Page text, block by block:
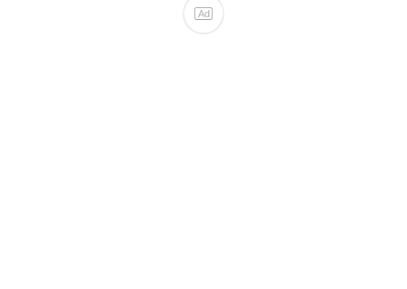
Ad